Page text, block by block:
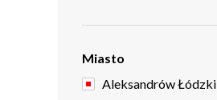
Miasto
Aleksandrów Łódzki